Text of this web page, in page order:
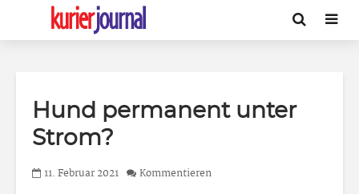
Hund permanent unter
Strom?
11. Februar 2021 Kommentieren